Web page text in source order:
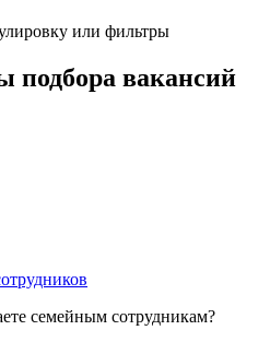
или фильтры
вакансий
семейным сотрудникам?